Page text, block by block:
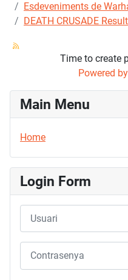
Esdeveniments de
DEATH CRUSADE
Time to create
Powered by
Main Menu
Home
Login Form